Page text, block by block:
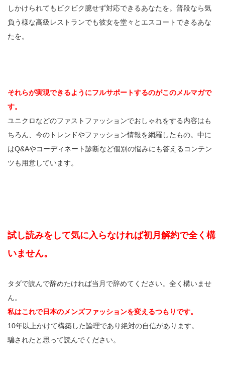
しかけられてもビクビク臆せず対応できるあなたを。普段なら気
負う様な高級レストランでも彼女を堂々とエスコートできるあな
たを。
それらが実現できるようにフルサポートするのがこのメルマガで
す。
ユニクロなどのファストファッションでおしゃれをする内容はも
ちろん、今のトレンドやファッション情報を網羅したもの。中に
はQ&Aやコーディネート診断など個別の悩みにも答えるコンテン
ツも用意しています。
試し読みをして気に入らなければ初月解約で全く構
いません。
タダで読んで辞めたければ当月で辞めてください。全く構いませ
ん。
私はこれで日本のメンズファッションを変えるつもりです。
10年以上かけて構築した論理であり絶対の自信があります。
騙されたと思って読んでください。